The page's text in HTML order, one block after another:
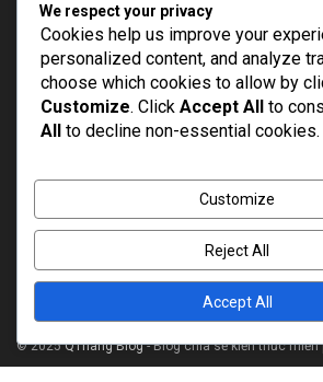
tùngtrong AutoCAD Electrical 2024 +
viettrongEPLAN Pro Panel 2022 mới nhất –
Drive]
DientrongWinCC Flexible 2008 SP3 + SP5
download full
MinhtrongTải phần mềm lập trình TIA
AdmintrongDownload TIA Portal V16 –
Privacy & Policy
© 2025QThang Blog- Blog chia sẻ kiến thức miễn
We respect your privacy
Cookies help us improve your
personalized content, and analyze
choose which cookies to allow by
Customize. Click Accept All to
All to decline non-essential cookies.
Customize
Reject All
Accept All